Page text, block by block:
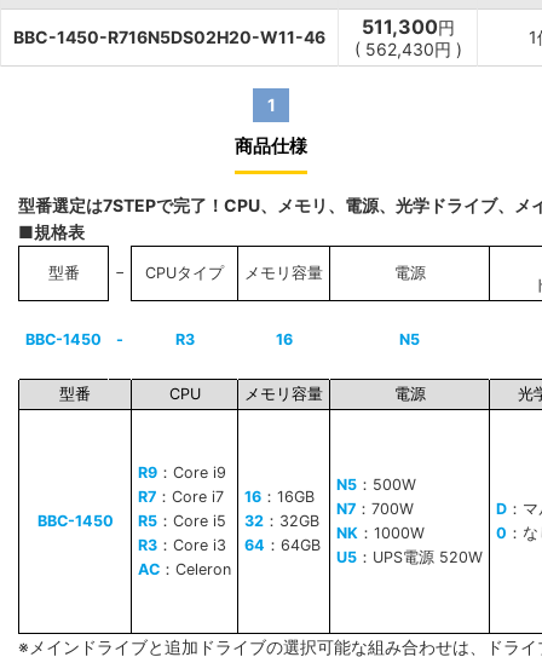
BBC-1450-R716N5DS02H20-W11-46 511,300円
( 562,430円 )
1
1
商品仕様
型番選定は7STEPで完了！CPU、メモリ、電源、光学ドライブ、
■規格表
型番 − CPUタイプ メモリ容量 電源
BBC-1450 - R3 16 N5
型番 CPU メモリ容量 電源 光
BBC-1450
R9 ：Core i9
R7 ：Core i7
R5 ：Core i5
R3 ：Core i3
AC ：Celeron
16 ：16GB
32 ：32GB
64 ：64GB
N5 ：500W
N7 ：700W
NK ：1000W
U5 ：UPS電源 520W
D ：
0 ：
※メインドライブと追加ドライブの選択可能な組み合わせは、ドラ